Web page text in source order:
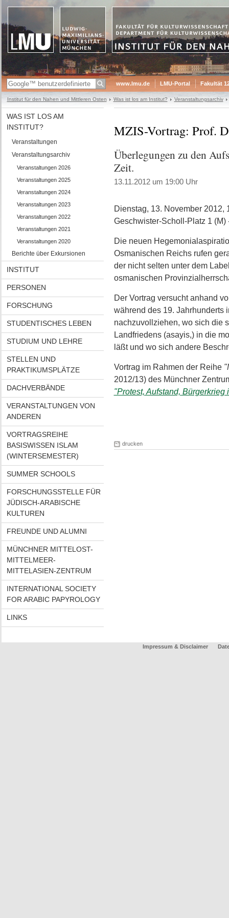
www.lmu.de LMU-Portal Fakultät
Institut für den Nahen und Mittleren Osten Was ist los am Institut? Veranstaltungsarchiv
WAS IST LOS AM
INSTITUT?
Veranstaltungen
Veranstaltungsarchiv
Veranstaltungen 2026
Veranstaltungen 2025
Veranstaltungen 2024
Veranstaltungen 2023
Veranstaltungen 2022
Veranstaltungen 2021
Veranstaltungen 2020
Berichte über Exkursionen
INSTITUT
PERSONEN
FORSCHUNG
STUDENTISCHES LEBEN
STUDIUM UND LEHRE
STELLEN UND
PRAKTIKUMSPLÄTZE
DACHVERBÄNDE
VERANSTALTUNGEN VON
ANDEREN
VORTRAGSREIHE
BASISWISSEN ISLAM
(WINTERSEMESTER)
SUMMER SCHOOLS
FORSCHUNGSSTELLE FÜR
JÜDISCH-ARABISCHE
KULTUREN
FREUNDE UND ALUMNI
MÜNCHNER MITTELOST-
MITTELMEER-
MITTELASIEN-ZENTRUM
INTERNATIONAL SOCIETY
FOR ARABIC PAPYROLOGY
LINKS
MZIS-Vortrag: Prof.
Überlegungen zu den
Zeit.
13.11.2012 um 19:00 Uhr
Dienstag, 13. November 2012,
Geschwister-Scholl-Platz 1 (M)
Die neuen
Osmanischen Reichs rufen
der nicht selten unter dem
osmanischen
Der Vortrag versucht anhand
während des 19. Jahrhunderts
nachzuvollziehen, wo sich die
Landfriedens (asayis,) in die
läßt und wo sich andere
Vortrag im Rahmen der Reihe
2012/13) des Münchner
"Protest, Aufstand,
drucken
Impressum & Disclaimer